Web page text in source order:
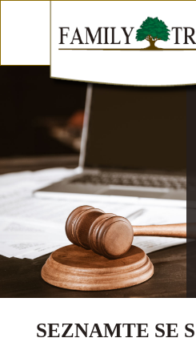
SEZNAMTE SE